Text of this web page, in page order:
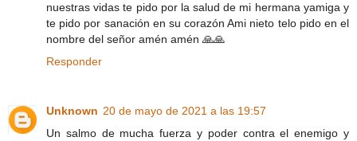
nuestras vidas te pido por la salud de mi hermana yamiga y
te pido por sanación en su corazón Ami nieto telo pido en el
nombre del señor amén amén 🙏🙏
Responder
Unknown 20 de mayo de 2021 a las 19:57
Un salmo de mucha fuerza y poder contra el enemigo y